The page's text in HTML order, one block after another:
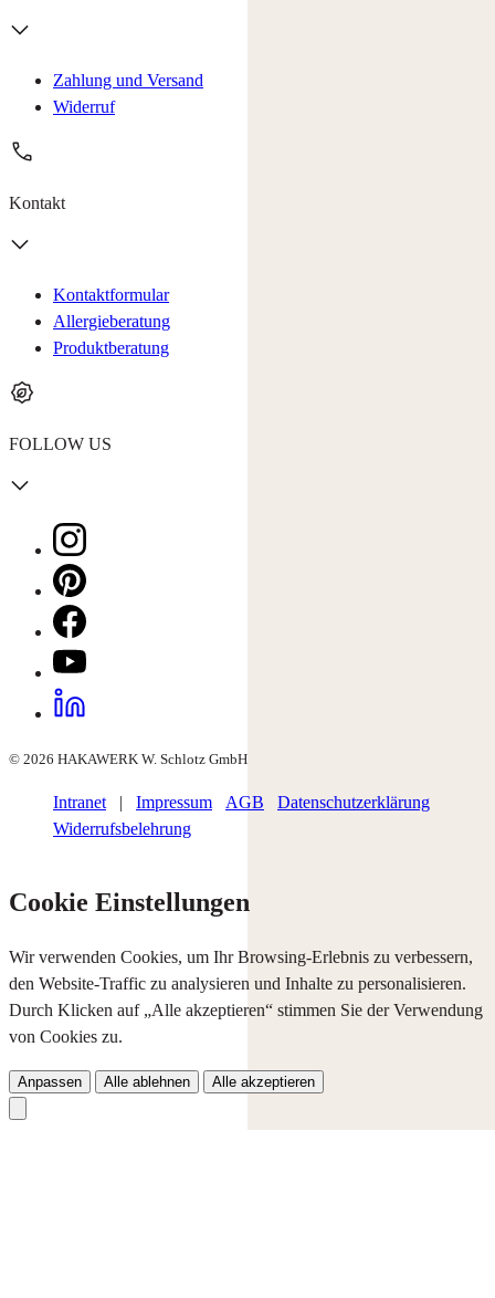
Zahlung und Versand
Widerruf
Kontakt
Kontaktformular
Allergieberatung
Produktberatung
FOLLOW US
© 2026 HAKAWERK W. Schlotz GmbH
Intranet | Impressum AGB
Datenschutzerklärung
Widerrufsbelehrung
Cookie Einstellungen
Wir verwenden Cookies, um Ihr Browsing-Erlebnis zu verbessern,
den Website-Traffic zu analysieren und Inhalte zu personalisieren.
Durch Klicken auf „Alle akzeptieren“ stimmen Sie der Verwendung
von Cookies zu.
Anpassen Alle ablehnen Alle akzeptieren